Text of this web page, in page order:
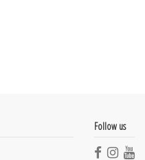
Follow us